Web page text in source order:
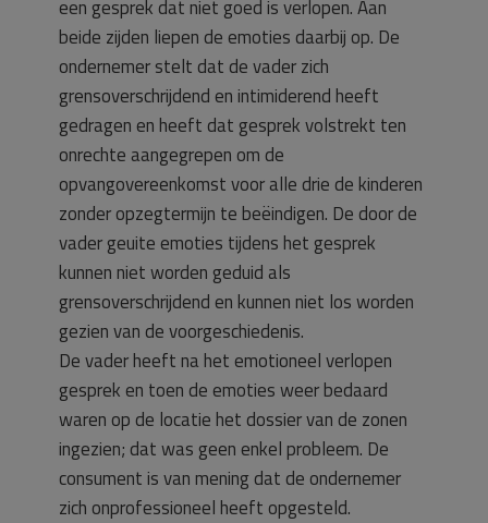
een gesprek dat niet goed is verlopen. Aan
beide zijden liepen de emoties daarbij op. De
ondernemer stelt dat de vader zich
grensoverschrijdend en intimiderend heeft
gedragen en heeft dat gesprek volstrekt ten
onrechte aangegrepen om de
opvangovereenkomst voor alle drie de kinderen
zonder opzegtermijn te beëindigen. De door de
vader geuite emoties tijdens het gesprek
kunnen niet worden geduid als
grensoverschrijdend en kunnen niet los worden
gezien van de voorgeschiedenis.
De vader heeft na het emotioneel verlopen
gesprek en toen de emoties weer bedaard
waren op de locatie het dossier van de zonen
ingezien; dat was geen enkel probleem. De
consument is van mening dat de ondernemer
zich onprofessioneel heeft opgesteld.